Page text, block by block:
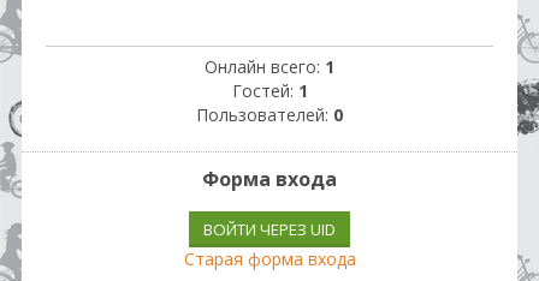
Онлайн всего: 1
Гостей: 1
Пользователей: 0
Форма входа
ВОЙТИ ЧЕРЕЗ UID
Старая форма входа